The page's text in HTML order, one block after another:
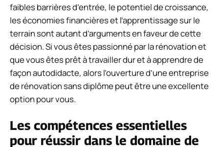
faibles barrières d’entrée, le potentiel de croissance,
les économies financières et l’apprentissage sur le
terrain sont autant d’arguments en faveur de cette
décision. Si vous êtes passionné par la rénovation et
que vous êtes prêt à travailler dur et à apprendre de
façon autodidacte, alors l’ouverture d’une entreprise
de rénovation sans diplôme peut être une excellente
option pour vous.
Les compétences essentielles
pour réussir dans le domaine de